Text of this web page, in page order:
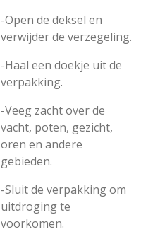
-Open de deksel en
verwijder de verzegeling.
-Haal een doekje uit de
verpakking.
-Veeg zacht over de
vacht, poten, gezicht,
oren en andere
gebieden.
-Sluit de verpakking om
uitdroging te
voorkomen.